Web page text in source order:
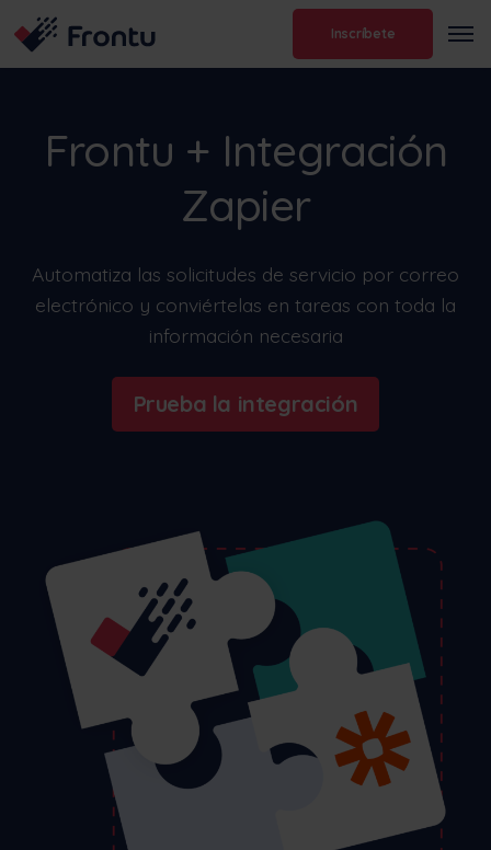
Inscríbete
Frontu + Integración
Zapier
Automatiza las solicitudes de servicio por correo
electrónico y conviértelas en tareas con toda la
información necesaria
Prueba la integración